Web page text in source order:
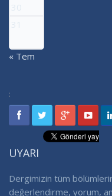
30
31
« Tem
:
UYARI
Dergimizin tüm
değerlendirme, yorum,